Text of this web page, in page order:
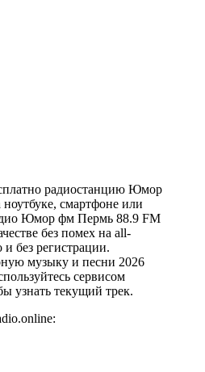
радиостанцию Юмор
смартфоне или
Юмор фм Пермь 88.9 FM
без помех на all-
без регистрации.
музыку и песни 2026
сервисом
узнать текущий трек.